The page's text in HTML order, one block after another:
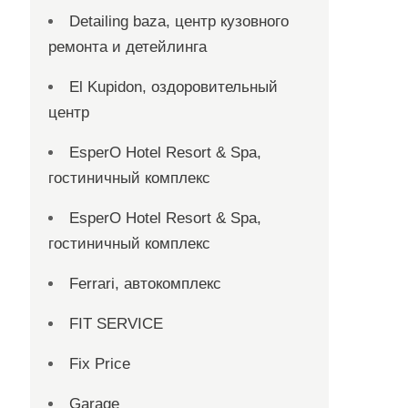
Detailing baza, центр кузовного
ремонта и детейлинга
El Kupidon, оздоровительный
центр
EsperO Hotel Resort & Spa,
гостиничный комплекс
EsperO Hotel Resort & Spa,
гостиничный комплекс
Ferrari, автокомплекс
FIT SERVICE
Fix Price
Garage